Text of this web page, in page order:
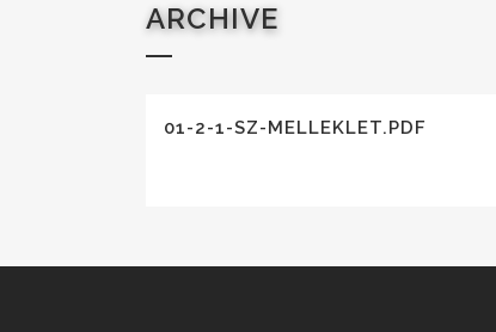
ARCHIVE
01-2-1-SZ-MELLEKLET.PDF